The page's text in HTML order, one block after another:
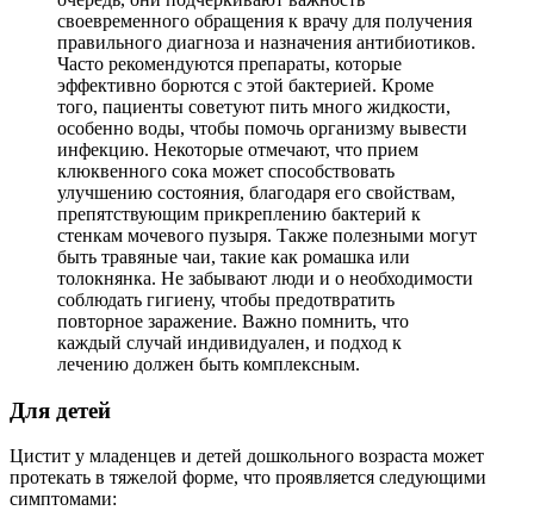
своевременного обращения к врачу для получения
правильного диагноза и назначения антибиотиков.
Часто рекомендуются препараты, которые
эффективно борются с этой бактерией. Кроме
того, пациенты советуют пить много жидкости,
особенно воды, чтобы помочь организму вывести
инфекцию. Некоторые отмечают, что прием
клюквенного сока может способствовать
улучшению состояния, благодаря его свойствам,
препятствующим прикреплению бактерий к
стенкам мочевого пузыря. Также полезными могут
быть травяные чаи, такие как ромашка или
толокнянка. Не забывают люди и о необходимости
соблюдать гигиену, чтобы предотвратить
повторное заражение. Важно помнить, что
каждый случай индивидуален, и подход к
лечению должен быть комплексным.
Для детей
Цистит у младенцев и детей дошкольного возраста может
протекать в тяжелой форме, что проявляется следующими
симптомами: